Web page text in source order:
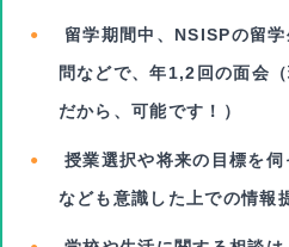
留学期間中、NSISPの留
問などで、年1,2回の面会
だから、可能です！）
授業選択や将来の目標を
なども意識した上での情報